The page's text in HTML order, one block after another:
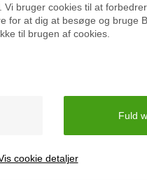
bruger cookies til at
for at dig at besøge og bruge
til brugen af cookies.
cookie detaljer
billigere at handle